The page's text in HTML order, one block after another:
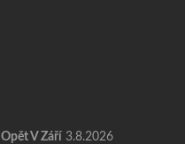
V Září 3.8.2026